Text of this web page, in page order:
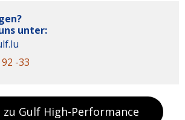
unter:
-33
zu Gulf High-Performance